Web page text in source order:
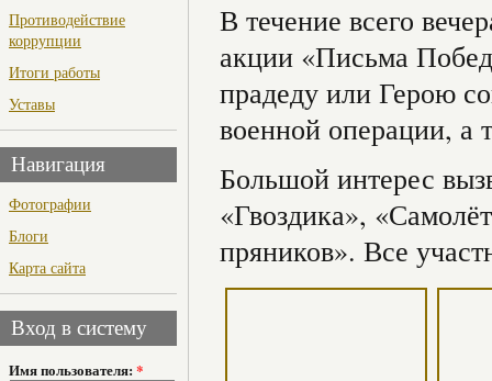
Противодействие
коррупции
Итоги работы
Уставы
Навигация
Фотографии
Блоги
Карта сайта
Вход в систему
Имя пользователя: *
В течение всего
акции «Письма
прадеду или Герою
военной операции, а
Большой интерес
«Гвоздика»,
пряников». Все